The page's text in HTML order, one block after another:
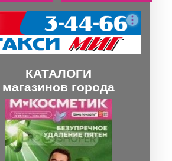
КАТАЛОГИ
магазинов города